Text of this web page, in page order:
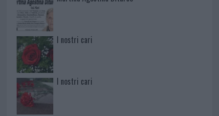
I nostri cari
I nostri cari